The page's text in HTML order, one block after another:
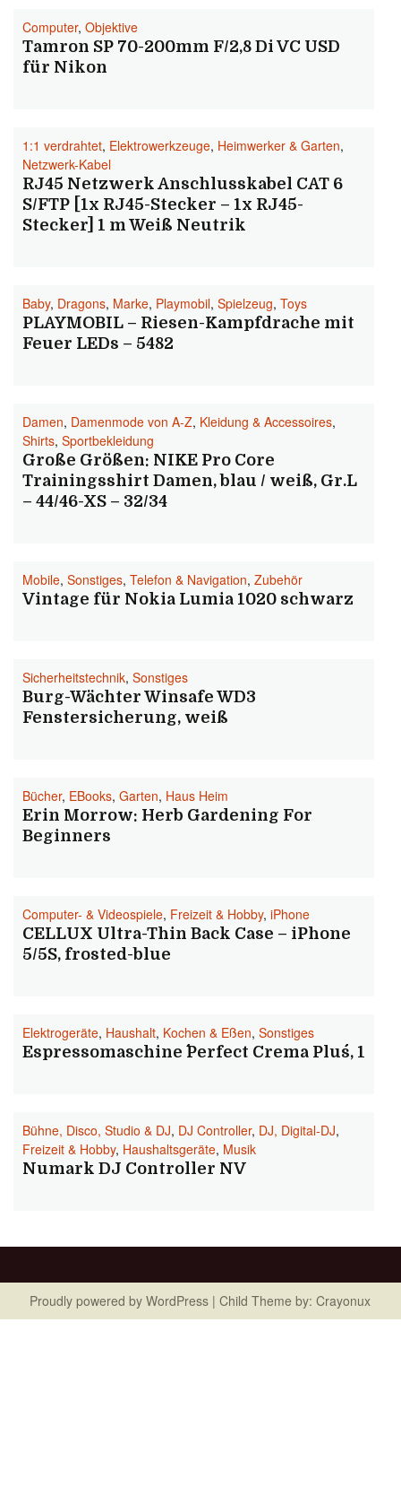
Computer, Objektive
Tamron SP 70-200mm F/2,8 Di VC USD
für Nikon
1:1 verdrahtet, Elektrowerkzeuge, Heimwerker & Garten,
Netzwerk-Kabel
RJ45 Netzwerk Anschlusskabel CAT 6
S/FTP [1x RJ45-Stecker – 1x RJ45-
Stecker] 1 m Weiß Neutrik
Baby, Dragons, Marke, Playmobil, Spielzeug, Toys
PLAYMOBIL – Riesen-Kampfdrache mit
Feuer LEDs – 5482
Damen, Damenmode von A-Z, Kleidung & Accessoires,
Shirts, Sportbekleidung
Große Größen: NIKE Pro Core
Trainingsshirt Damen, blau / weiß, Gr.L
– 44/46-XS – 32/34
Mobile, Sonstiges, Telefon & Navigation, Zubehör
Vintage für Nokia Lumia 1020 schwarz
Sicherheitstechnik, Sonstiges
Burg-Wächter Winsafe WD3
Fenstersicherung, weiß
Bücher, EBooks, Garten, Haus Heim
Erin Morrow: Herb Gardening For
Beginners
Computer- & Videospiele, Freizeit & Hobby, iPhone
CELLUX Ultra-Thin Back Case – iPhone
5/5S, frosted-blue
Elektrogeräte, Haushalt, Kochen & Eßen, Sonstiges
Espressomaschine ´´Perfect Crema Plus´´, 1
Bühne, Disco, Studio & DJ, DJ Controller, DJ, Digital-DJ,
Freizeit & Hobby, Haushaltsgeräte, Musik
Numark DJ Controller NV
Proudly powered by WordPress | Child Theme by: Crayonux